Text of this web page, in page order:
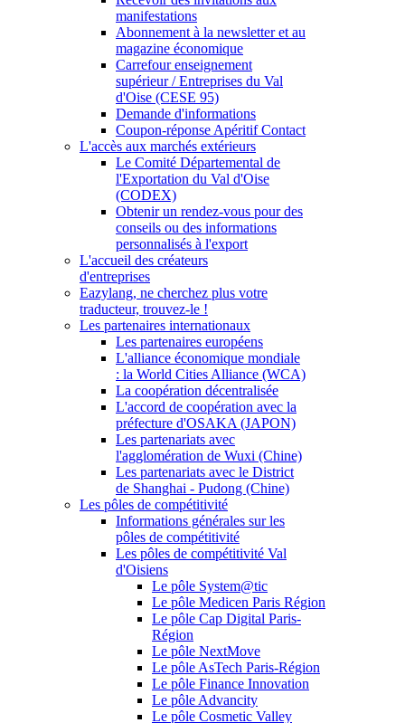
manifestations
Abonnement à la newsletter et au
magazine économique
Carrefour enseignement
supérieur / Entreprises du Val
d'Oise (CESE 95)
Demande d'informations
Coupon-réponse Apéritif Contact
L'accès aux marchés extérieurs
Le Comité Départemental de
l'Exportation du Val d'Oise
(CODEX)
Obtenir un rendez-vous pour des
conseils ou des informations
personnalisés à l'export
L'accueil des créateurs
d'entreprises
Eazylang, ne cherchez plus votre
traducteur, trouvez-le !
Les partenaires internationaux
Les partenaires européens
L'alliance économique mondiale
: la World Cities Alliance (WCA)
La coopération décentralisée
L'accord de coopération avec la
préfecture d'OSAKA (JAPON)
Les partenariats avec
l'agglomération de Wuxi (Chine)
Les partenariats avec le District
de Shanghai - Pudong (Chine)
Les pôles de compétitivité
Informations générales sur les
pôles de compétitivité
Les pôles de compétitivité Val
d'Oisiens
Le pôle System@tic
Le pôle Medicen Paris Région
Le pôle Cap Digital Paris-
Région
Le pôle NextMove
Le pôle AsTech Paris-Région
Le pôle Finance Innovation
Le pôle Advancity
Le pôle Cosmetic Valley